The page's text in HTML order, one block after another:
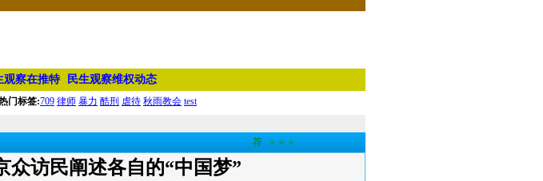
观察在推特 民生观察维权动态
门标签:709 律师 暴力 酷刑 虐待 秋雨教会 test
荐 ★★★
众访民阐述各自的“中国梦”